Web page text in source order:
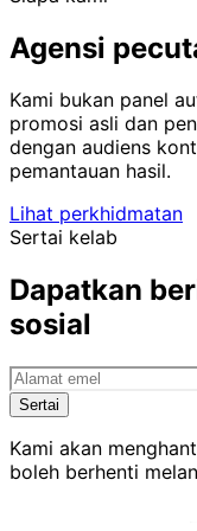
Agensi
Kami bukan panel
promosi asli dan
dengan audiens
pemantauan hasil.
Lihat perkhidmatan
Sertai kelab
Dapatkan
sosial
Alamat emel
Sertai
Kami akan
boleh berhenti